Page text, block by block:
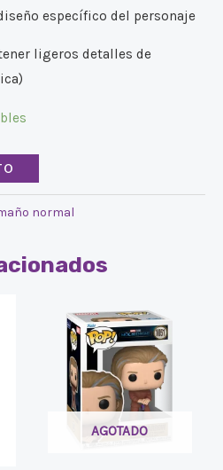
específico del personaje
ligeros detalles de
normal
AGOTADO